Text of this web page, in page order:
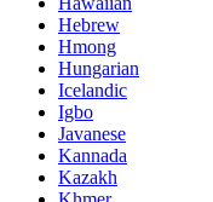
Hebrew
Hmong
Hungarian
Icelandic
Igbo
Javanese
Kannada
Kazakh